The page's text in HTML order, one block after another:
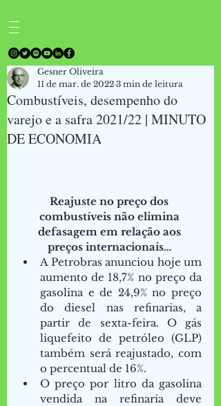
Combustíveis, desempenho do
varejo e a safra 2021/22 | MINUTO
DE ECONOMIA
Gesner Oliveira
11 de mar. de 2022 3 min de leitura
Reajuste no preço dos
combustíveis não elimina
defasagem em relação aos
preços internacionais…
A Petrobras anunciou hoje um
aumento de 18,7% no preço da
gasolina e de 24,9% no preço
do diesel nas refinarias, a
partir de sexta-feira. O gás
liquefeito de petróleo (GLP)
também será reajustado, com
o percentual de 16%.
O preço por litro da gasolina
vendida na refinaria deve